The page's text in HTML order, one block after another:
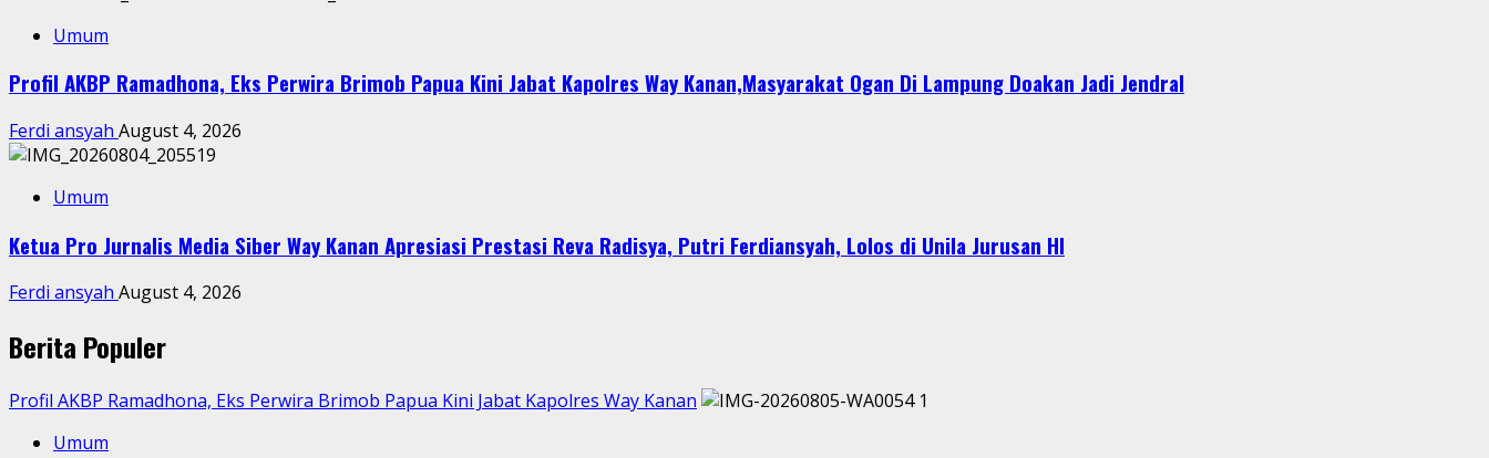
Umum
Profil AKBP Ramadhona, Eks Perwira Brimob Papua Kini Jabat Kapolres Way Kanan,Masyarakat Ogan Di Lampung Doakan Jadi Jendral
Ferdi ansyah August 4, 2026
Umum
Ketua Pro Jurnalis Media Siber Way Kanan Apresiasi Prestasi Reva Radisya, Putri Ferdiansyah, Lolos di Unila Jurusan HI
Ferdi ansyah August 4, 2026
Berita Populer
Profil AKBP Ramadhona, Eks Perwira Brimob Papua Kini Jabat Kapolres Way Kanan
1
Umum